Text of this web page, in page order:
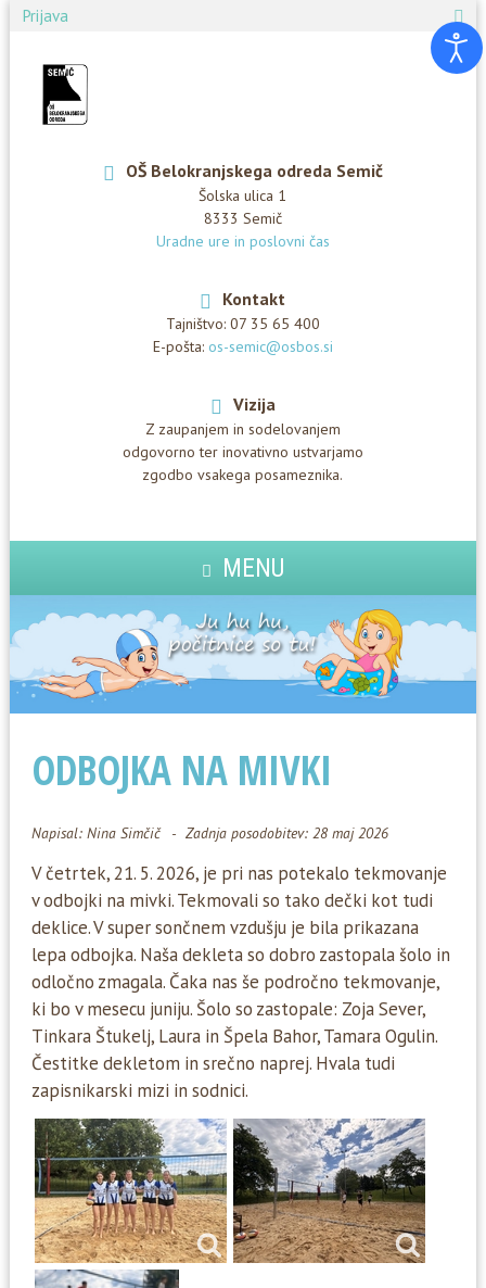
Prijava
OŠ Belokranjskega odreda Semič
Šolska ulica 1
8333 Semič
Uradne ure in poslovni čas
Kontakt
Tajništvo: 07 35 65 400
E-pošta: os-semic@osbos.si
Vizija
Z zaupanjem in sodelovanjem
odgovorno ter inovativno ustvarjamo
zgodbo vsakega posameznika.
MENU
ODBOJKA NA MIVKI
Napisal: Nina Simčič Zadnja posodobitev: 28 maj 2026
V četrtek, 21. 5. 2026, je pri nas potekalo tekmovanje
v odbojki na mivki. Tekmovali so tako dečki kot tudi
deklice. V super sončnem vzdušju je bila prikazana
lepa odbojka. Naša dekleta so dobro zastopala šolo in
odločno zmagala. Čaka nas še področno tekmovanje,
ki bo v mesecu juniju. Šolo so zastopale: Zoja Sever,
Tinkara Štukelj, Laura in Špela Bahor, Tamara Ogulin.
Čestitke dekletom in srečno naprej. Hvala tudi
zapisnikarski mizi in sodnici.